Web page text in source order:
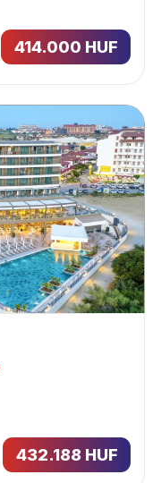
414.000 HUF
432.188 HUF